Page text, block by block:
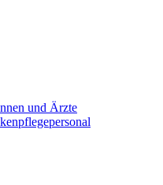
und Ärzte